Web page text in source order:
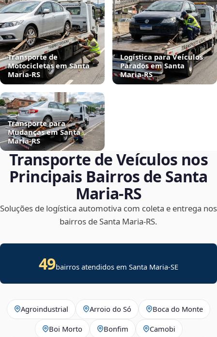
Transporte de
Motocicletas em Santa
Maria‑RS
Logística para Veículos
Parados em Santa
Maria‑RS
Transporte para
Mudanças em Santa
Maria‑RS
Transporte de Veículos nos
Principais Bairros de Santa
Maria‑RS
Soluções de logística automotiva com coleta e entrega nos
bairros de Santa Maria‑RS.
49bairros atendidos em Santa Maria-SE
Agroindustrial Arroio do Só Boca do Monte
Boi Morto Bonfim Camobi